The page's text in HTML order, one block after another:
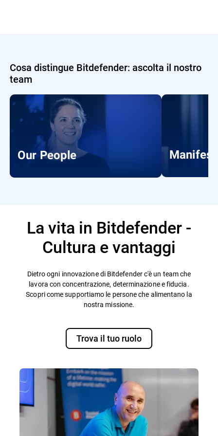
Cosa distingue Bitdefender: ascolta il nostro
team
Our People
La vita in Bitdefender -
Cultura e vantaggi
Dietro ogni innovazione di Bitdefender c'è un team che
lavora con concentrazione, determinazione e fiducia.
Scopri come supportiamo le persone che alimentano la
nostra missione.
Trova il tuo ruolo